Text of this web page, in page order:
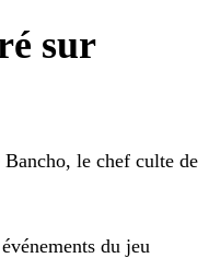
sur
Bancho, le chef culte de
du jeu